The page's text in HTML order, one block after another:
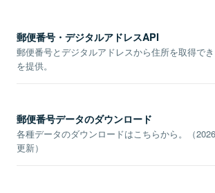
郵便番号・デジタルアドレスAPI
郵便番号とデジタルアドレスから住所を取得で
を提供。
郵便番号データのダウンロード
各種データのダウンロードはこちらから。（
更新）